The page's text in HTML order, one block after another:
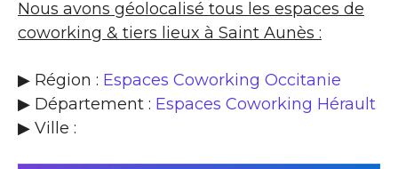
Nous avons géolocalisé tous les espaces de
coworking & tiers lieux à Saint Aunès :
▶ Région : Espaces Coworking Occitanie
▶ Département : Espaces Coworking Hérault
▶ Ville :